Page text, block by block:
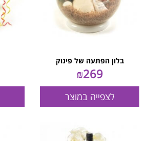
בלון הפתעה של פינוק
₪269
לצפייה במוצר